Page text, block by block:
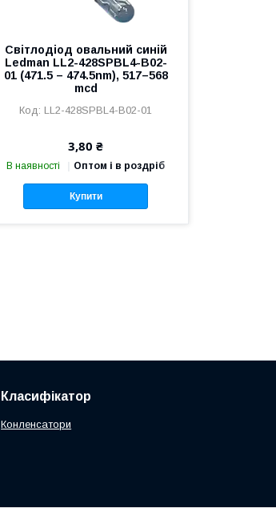
Світлодіод овальний синій
Ledman LL2-428SPBL4-B02-
01 (471.5 – 474.5nm), 517–568
mcd
LL2-428SPBL4-B02-01
3,80 ₴
В наявності Оптом і в роздріб
Купити
Класифікатор
Конленсатори